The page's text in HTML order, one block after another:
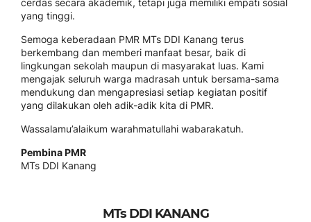
cerdas secara akademik, tetapi juga memiliki empati sosial
yang tinggi.
Semoga keberadaan PMR MTs DDI Kanang terus
berkembang dan memberi manfaat besar, baik di
lingkungan sekolah maupun di masyarakat luas. Kami
mengajak seluruh warga madrasah untuk bersama-sama
mendukung dan mengapresiasi setiap kegiatan positif
yang dilakukan oleh adik-adik kita di PMR.
Wassalamu’alaikum warahmatullahi wabarakatuh.
Pembina PMR
MTs DDI Kanang
MTs DDI KANANG